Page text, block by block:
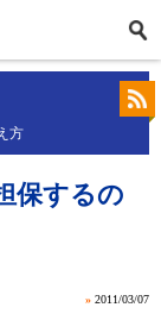
方
保するの
» 2011/03/07